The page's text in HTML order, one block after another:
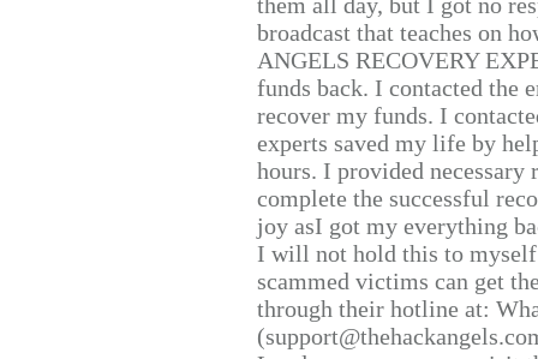
broadcast that teaches on
ANGELS RECOVERY
funds back. I contacted the
recover my funds. I
experts saved my life by
hours. I provided
complete the successful
joy asI got my everything
I will not hold this to
scammed victims can get
through their hotline at: